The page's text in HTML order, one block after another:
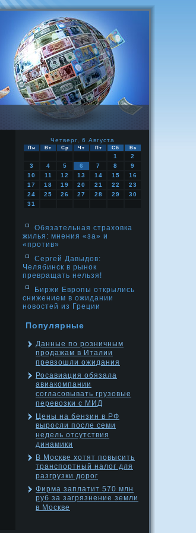
Четверг, 6 Августа
Пн Вт Ср Чт Пт Сб Вс
1
2
3
4 5 6 7 8
9
10
11 12 13 14 15
16
17
18 19 20 21 22
23
24
25 26 27 28 29
30
31
Обязательная страховка
жилья: мнения «за» и
«против»
Сергей Давыдов:
Челябинск в рынок
превращать нельзя!
Биржи Европы открылись
снижением в ожидании
новостей из Греции
Популярные
Данные по розничным
продажам в Италии
превзошли ожидания
Росавиация обязала
авиакомпании
согласовывать грузовые
перевозки с МИД
Цены на бензин в РФ
выросли после семи
недель отсутствия
динамики
В Москве хотят повысить
транспортный налог для
разгрузки дорог
Фирма заплатит 570 млн
руб за загрязнение земли
в Москве